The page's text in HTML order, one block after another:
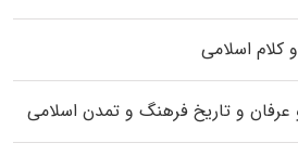
کلام اسلامی
عرفان و تاریخ فرهنگ و تمدن اسلامی